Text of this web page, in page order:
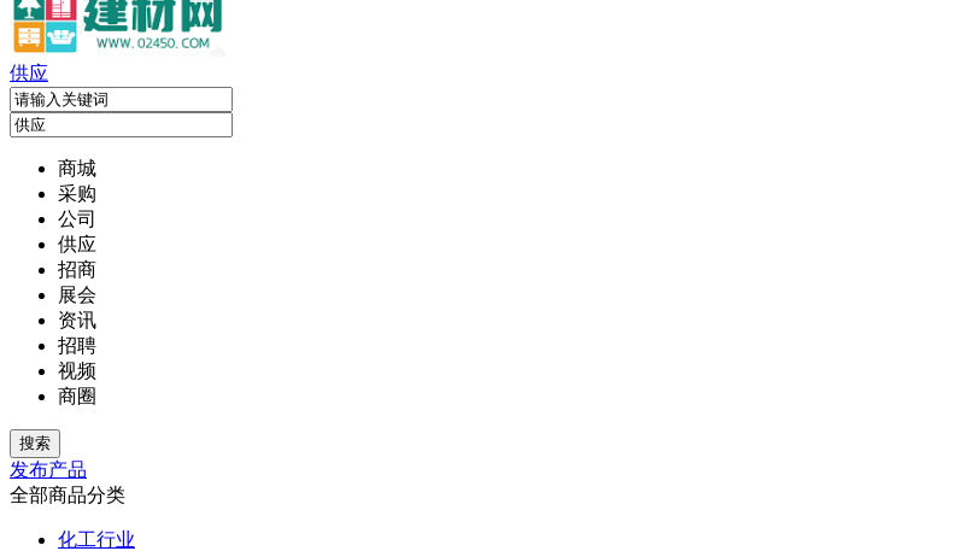
供应
商城
采购
公司
供应
招商
展会
资讯
招聘
视频
商圈
发布产品
全部商品分类
化工行业